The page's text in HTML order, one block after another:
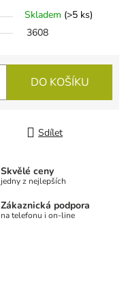
Skladem (>5 ks)
3608
DO KOŠÍKU
Sdílet
Skvělé ceny
jedny z nejlepších
Zákaznická podpora
na telefonu i on-line